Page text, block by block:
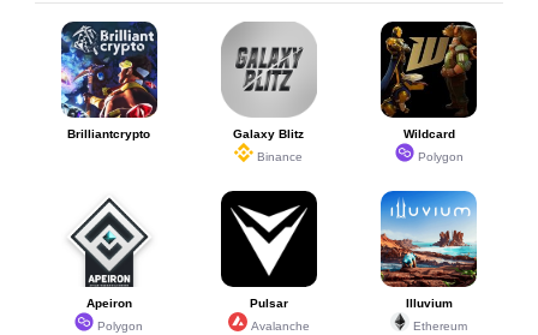
Brilliantcrypto
Galaxy Blitz
Binance
Wildcard
Polygon
Apeiron
Polygon
Pulsar
Avalanche
Illuvium
Ethereum